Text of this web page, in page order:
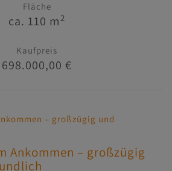
Fläche
ca. 110 m 2
Kaufpreis
698.000,00 €
Ankommen – großzügig